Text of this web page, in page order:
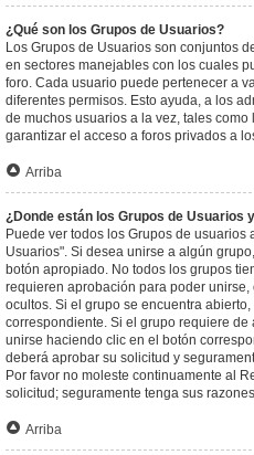
¿Qué son los Grupos de Usuarios?
Los Grupos de Usuarios son conjuntos
en sectores manejables con los cuales
foro. Cada usuario puede pertenecer a
diferentes permisos. Esto ayuda, a los
de muchos usuarios a la vez, tales
garantizar el acceso a foros privados a
Arriba
¿Donde están los Grupos de Usuarios
Puede ver todos los Grupos de usuarios
Usuarios". Si desea unirse a algún
botón apropiado. No todos los grupos
requieren aprobación para poder
ocultos. Si el grupo se encuentra
correspondiente. Si el grupo requiere
unirse haciendo clic en el botón
deberá aprobar su solicitud y
Por favor no moleste continuamente al
solicitud; seguramente tenga sus
Arriba